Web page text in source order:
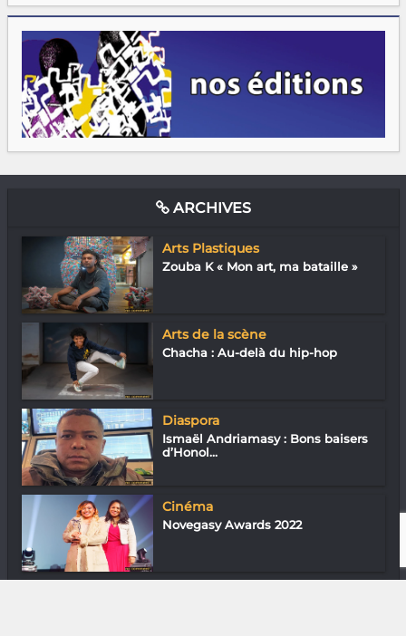
ARCHIVES
Arts Plastiques
Zouba K « Mon art, ma bataille »
Arts de la scène
Chacha : Au-delà du hip-hop
Diaspora
Ismaël Andriamasy : Bons baisers
d’Honol...
Cinéma
Novegasy Awards 2022